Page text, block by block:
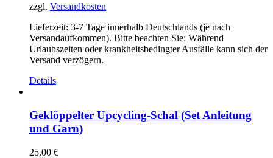
zzgl. Versandkosten
Lieferzeit: 3-7 Tage innerhalb Deutschlands (je nach
Versandaufkommen). Bitte beachten Sie: Während
Urlaubszeiten oder krankheitsbedingter Ausfälle kann sich der
Versand verzögern.
Details
Geklöppelter Upcycling-Schal (Set Anleitung
und Garn)
25,00 €